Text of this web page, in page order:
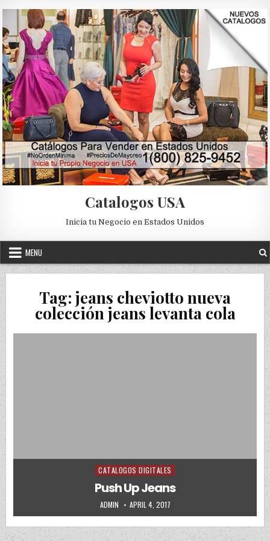
Catalogos USA
Inicia tu Negocio en Estados Unidos
MENU
Tag: jeans cheviotto nueva
colección jeans levanta cola
Posted in
CATALOGOS DIGITALES
Push Up Jeans
AUTHOR:
ADMIN PUBLISHED DATE:
APRIL 4, 2017